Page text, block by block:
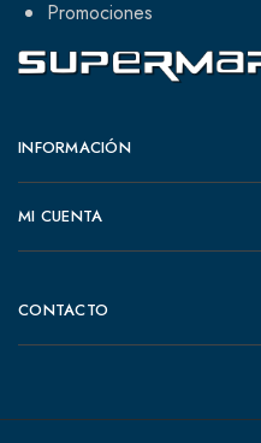
Promociones
INFORMACIÓN
MI CUENTA
CONTACTO